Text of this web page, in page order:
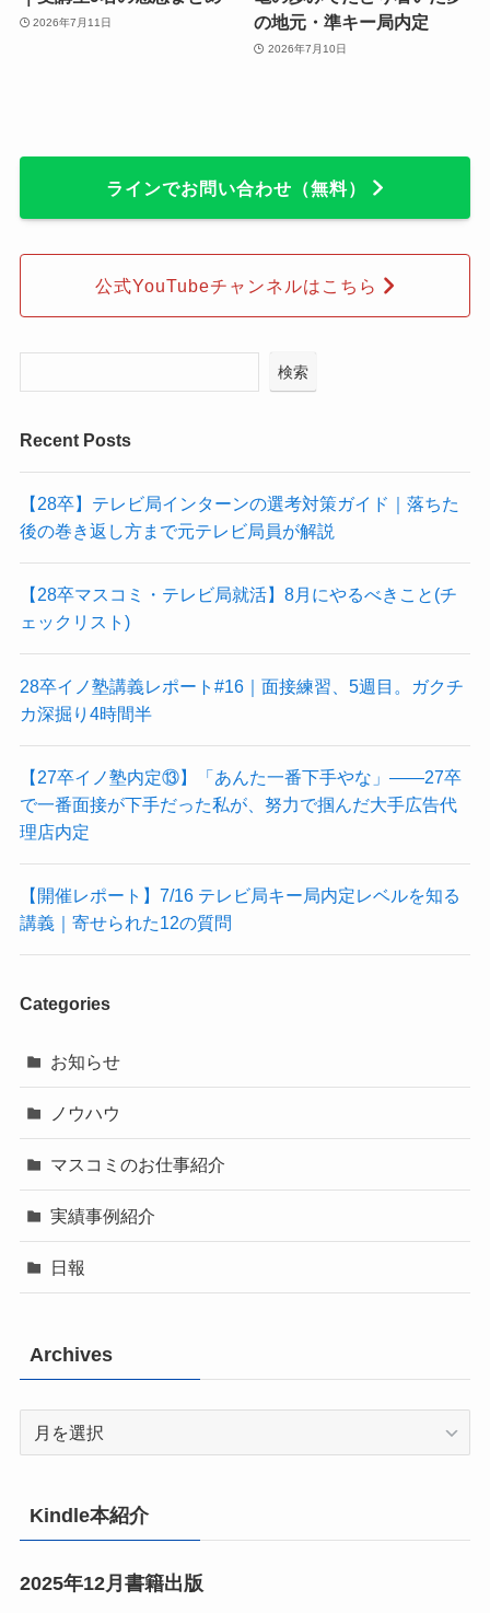
2026年7月11日
の地元・準キー局内定
2026年7月10日
ラインでお問い合わせ（無料）
公式YouTubeチャンネルはこちら
検索
Recent Posts
【28卒】テレビ局インターンの選考対策ガイド｜落ちた
後の巻き返し方まで元テレビ局員が解説
【28卒マスコミ・テレビ局就活】8月にやるべきこと(チ
ェックリスト)
28卒イノ塾講義レポート#16｜面接練習、5週目。ガクチ
カ深掘り4時間半
【27卒イノ塾内定⑬】「あんた一番下手やな」——27卒
で一番面接が下手だった私が、努力で掴んだ大手広告代
理店内定
【開催レポート】7/16 テレビ局キー局内定レベルを知る
講義｜寄せられた12の質問
Categories
お知らせ
ノウハウ
マスコミのお仕事紹介
実績事例紹介
日報
Archives
Archives
Kindle本紹介
2025年12月書籍出版